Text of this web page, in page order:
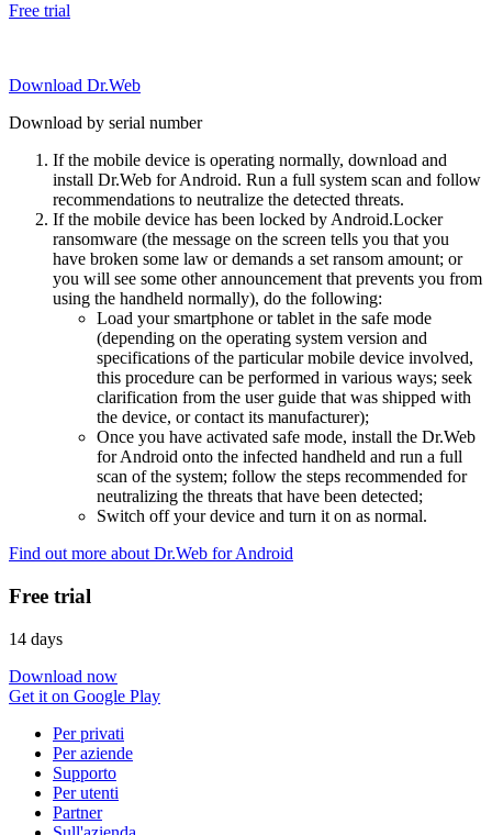
Free trial
Download Dr.Web
Download by serial number
If the mobile device is operating normally, download and
install Dr.Web for Android. Run a full system scan and follow
recommendations to neutralize the detected threats.
If the mobile device has been locked by Android.Locker
ransomware (the message on the screen tells you that you
have broken some law or demands a set ransom amount; or
you will see some other announcement that prevents you from
using the handheld normally), do the following:
Load your smartphone or tablet in the safe mode
(depending on the operating system version and
specifications of the particular mobile device involved,
this procedure can be performed in various ways; seek
clarification from the user guide that was shipped with
the device, or contact its manufacturer);
Once you have activated safe mode, install the Dr.Web
for Android onto the infected handheld and run a full
scan of the system; follow the steps recommended for
neutralizing the threats that have been detected;
Switch off your device and turn it on as normal.
Find out more about Dr.Web for Android
Free trial
14 days
Download now
Get it on Google Play
Per privati
Per aziende
Supporto
Per utenti
Partner